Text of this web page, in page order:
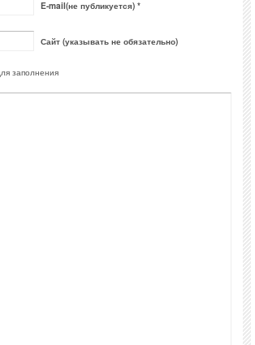
E-mail(не публикуется) *
Сайт (указывать не обязательно)
заполнения